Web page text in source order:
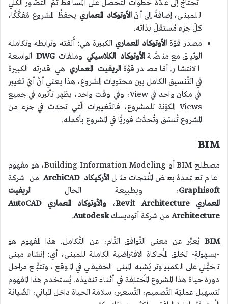
تحتاجُ إلى عدّة خطوات لتحصلَ على المساقط ثُمّ التصّور الكلّي
للمبنى، إضافةً إلى أنّالأوتوكاد المعماري يحفظُ المشروع مُفكَّكًا،
كلّ جزء مُستقلّ بذاته.
مصدر قوّةالأوتوكاد المعماري الكبيرة هي: أُلفته وترابطه وتكامله
الوثيق مع منصَّةالأوتوكاد الكلاسيكي وملفاتDWG الواسعة
الانتشار. أمّا مصدر قوَّة الريفيت المعماري هي قدرته الكبيرة
في التَّنسيق الكامل بين محتويات المشروع، هذا يعني أنَّ أيّ تغيير
في مكان واحد في View، وفي وقت واحد، يظهر تأثيره في جميع
Views المكوّنة للمشروع، فالتّغييرات الّتي تحدث في جزء من
المشروع تُنسّق وتُحدَّث فوريًّا في المشروع بأكمله.
BIM
مصطلح BIM أو Building Information Modeling، هو مفهوم
عام تعتمدهُ بعض المُنتجات مثلالأركيكاد ArchiCAD
من شركة
Graphisoft، وبطبيعة الحال الريفيت
المعماري
Revit Architecture،
والأوتوكاد المعماري AutoCAD
Architecture من شركة أتوديسكAutodesk
.
BIM يُعبِّر عن معنى التَّوافق التَّام، عن التَّكامل. هذا المفهوم هو
-بسهولةٍ- لخلق المُحاكاة الافتراضية الكاملة للمبنى، أي: إنشاء مبنى
تخيُّلي على الكمبيوتر يُشبه المبنى الحقيقي في الموقع، وتتبُّع مراحل
دورة حياة هذا المشروع المُختلِفة في أثناء تنفيذه. يُستخدم هذا المفهوم
لتسهيل عمليّة التَّصميم، التَّسعير، سلامة الحياة داخل المباني، الصِّيانة